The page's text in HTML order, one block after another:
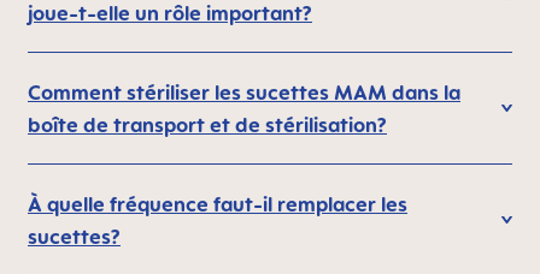
joue-t-elle un rôle important?
Comment stériliser les sucettes MAM dans la
boîte de transport et de stérilisation?
À quelle fréquence faut-il remplacer les
sucettes?